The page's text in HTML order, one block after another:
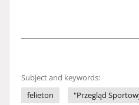
Subject and keywords:
felieton
"Przegląd